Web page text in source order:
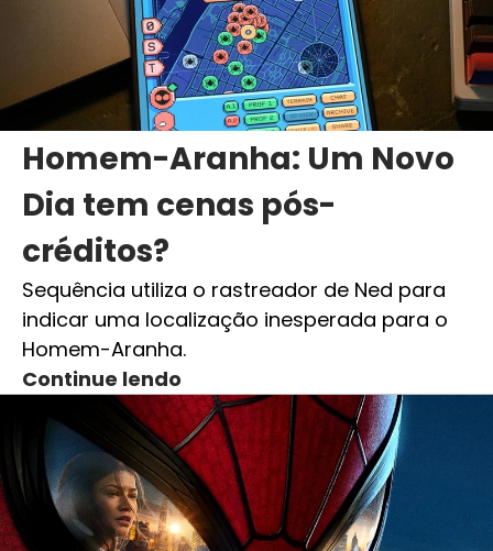
Homem-Aranha: Um Novo
Dia tem cenas pós-
créditos?
Sequência utiliza o rastreador de Ned para
indicar uma localização inesperada para o
Homem-Aranha.
Continue lendo